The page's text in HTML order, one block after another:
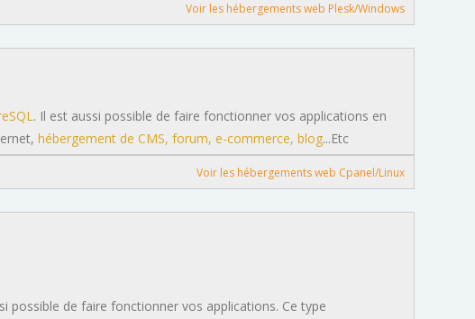
Voir les hébergements web Plesk/Windows
. Il est aussi possible de faire fonctionner vos applications en
hébergement de CMS, forum, e-commerce, blog...Etc
Voir les hébergements web Cpanel/Linux
possible de faire fonctionner vos applications. Ce type